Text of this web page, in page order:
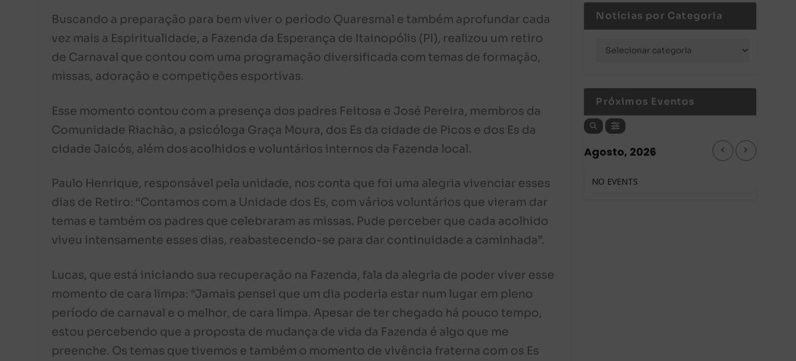
Buscando a preparação para bem viver o período Quaresmal e também aprofundar cada
vez mais a Espiritualidade, a Fazenda da Esperança de Itainopólis (PI), realizou um retiro
de Carnaval que contou com uma programação diversificada com temas de formação,
missas, adoração e competições esportivas.
Esse momento contou com a presença dos padres Feitosa e José Pereira, membros da
Comunidade Riachão, a psicóloga Graça Moura, dos Es da cidade de Picos e dos Es da
cidade Jaicós, além dos acolhidos e voluntários internos da Fazenda local.
Paulo Henrique, responsável pela unidade, nos conta que foi uma alegria vivenciar esses
dias de Retiro: “Contamos com a Unidade dos Es, com vários voluntários que vieram dar
temas e também os padres que celebraram as missas. Pude perceber que cada acolhido
viveu intensamente esses dias, reabastecendo-se para dar continuidade a caminhada”.
Lucas, que está iniciando sua recuperação na Fazenda, fala da alegria de poder viver esse
momento de cara limpa: “Jamais pensei que um dia poderia estar num lugar em pleno
período de carnaval e o melhor, de cara limpa. Apesar de ter chegado há pouco tempo,
estou percebendo que a proposta de mudança de vida da Fazenda é algo que me
preenche. Os temas que tivemos e também o momento de vivência fraterna com os Es
Notícias por Categoria
Próximos Eventos
Agosto, 2026
NO EVENTS